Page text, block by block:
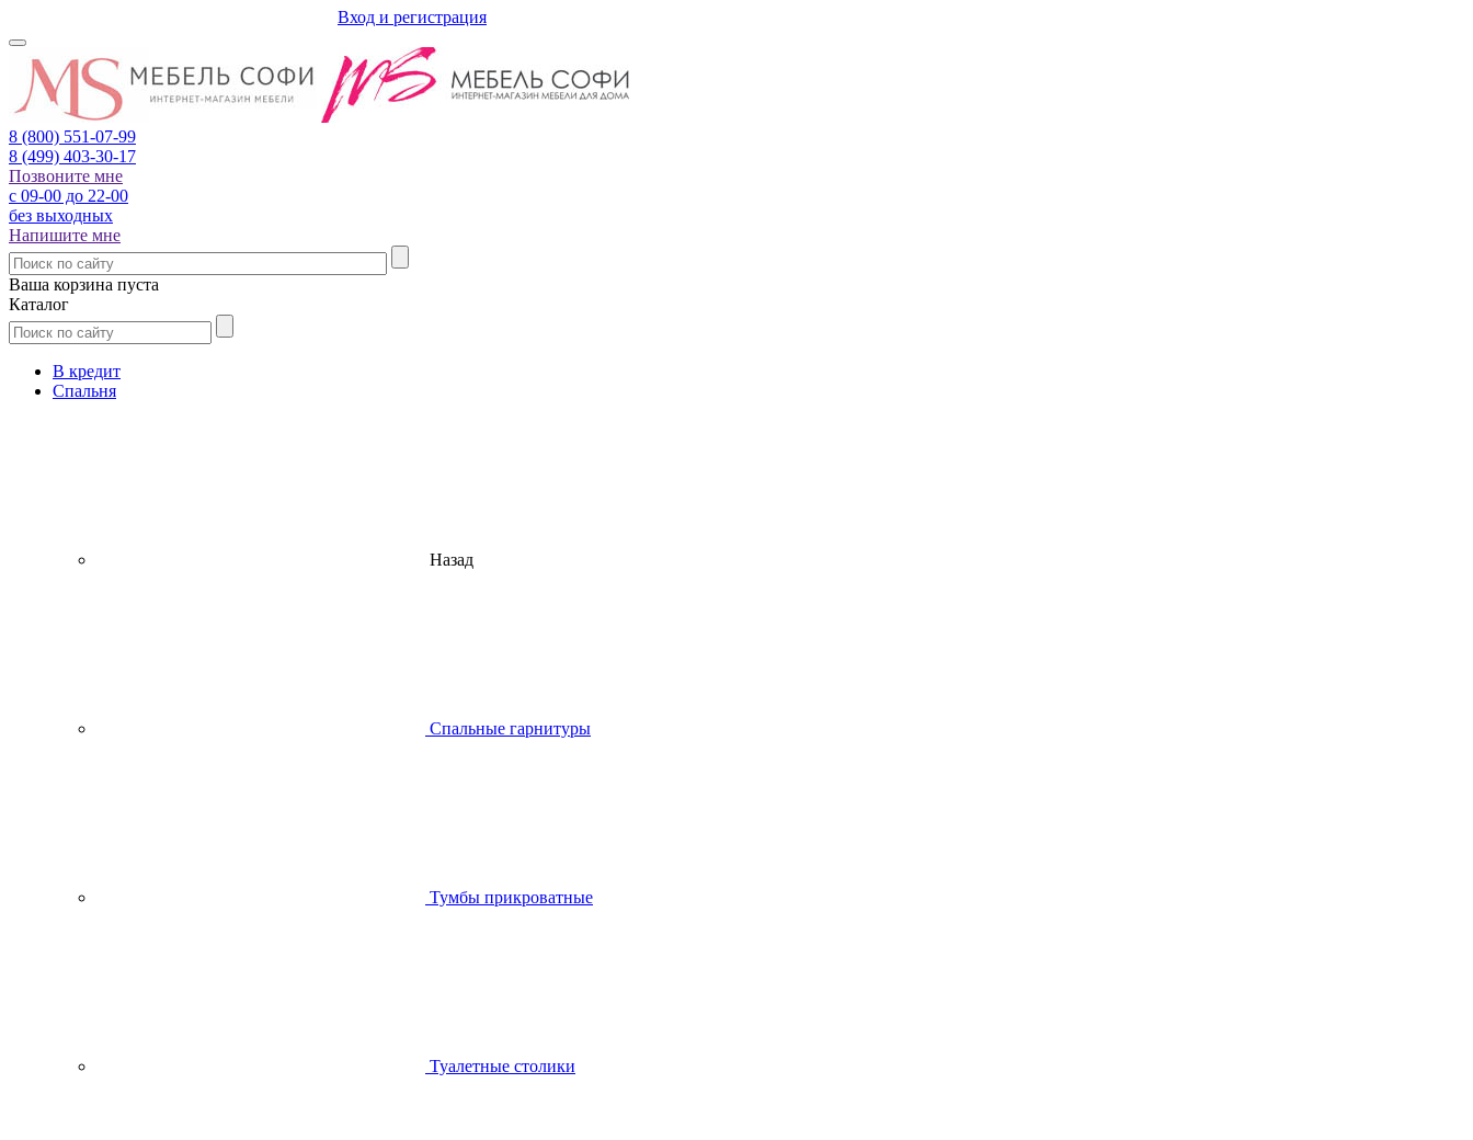
Вход и регистрация
8 (800) 551-07-99
8 (499) 403-30-17
Позвоните мне
с 09-00 до 22-00
без выходных
Напишите мне
Ваша корзина пуста
Каталог
В кредит
Спальня
Назад
Спальные гарнитуры
Тумбы прикроватные
Туалетные столики